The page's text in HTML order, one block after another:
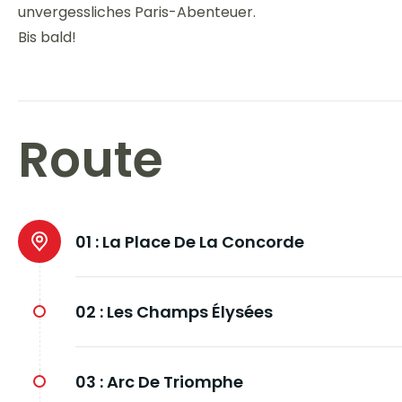
unvergessliches Paris-Abenteuer.
Bis bald!
Route
01 : La Place De La Concorde
02 : Les Champs Élysées
03 :Arc De Triomphe